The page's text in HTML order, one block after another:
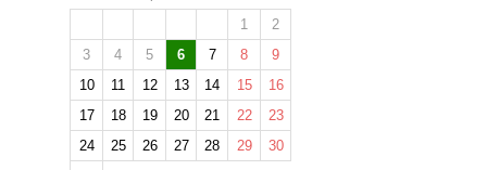
1
2
3
4 5 6 7 8
9
10
11 12 13 14 15
16
17
18 19 20 21 22
23
24
25 26 27 28 29
30